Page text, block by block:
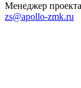
Менеджер
zs@apollo-zmk.ru